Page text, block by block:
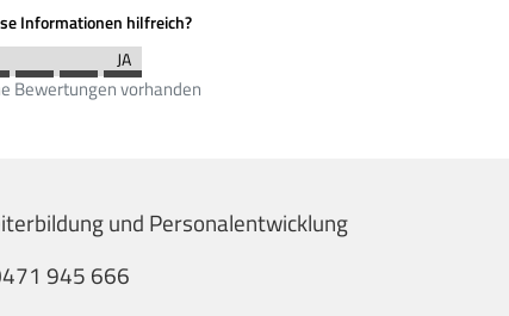
Informationen hilfreich?
Bewertungen vorhanden
und Personalentwicklung
945 666